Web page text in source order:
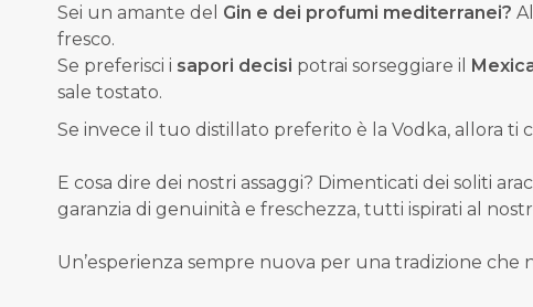
Sei un amante del Gin e dei profumi mediterranei?
fresco.
Se preferisci i sapori decisi potrai sorseggiare il
sale tostato.
Se invece il tuo distillato preferito è la Vodka, allora ti
E cosa dire dei nostri assaggi? Dimenticati dei soliti
garanzia di genuinità e freschezza, tutti ispirati al
Un’esperienza sempre nuova per una tradizione che